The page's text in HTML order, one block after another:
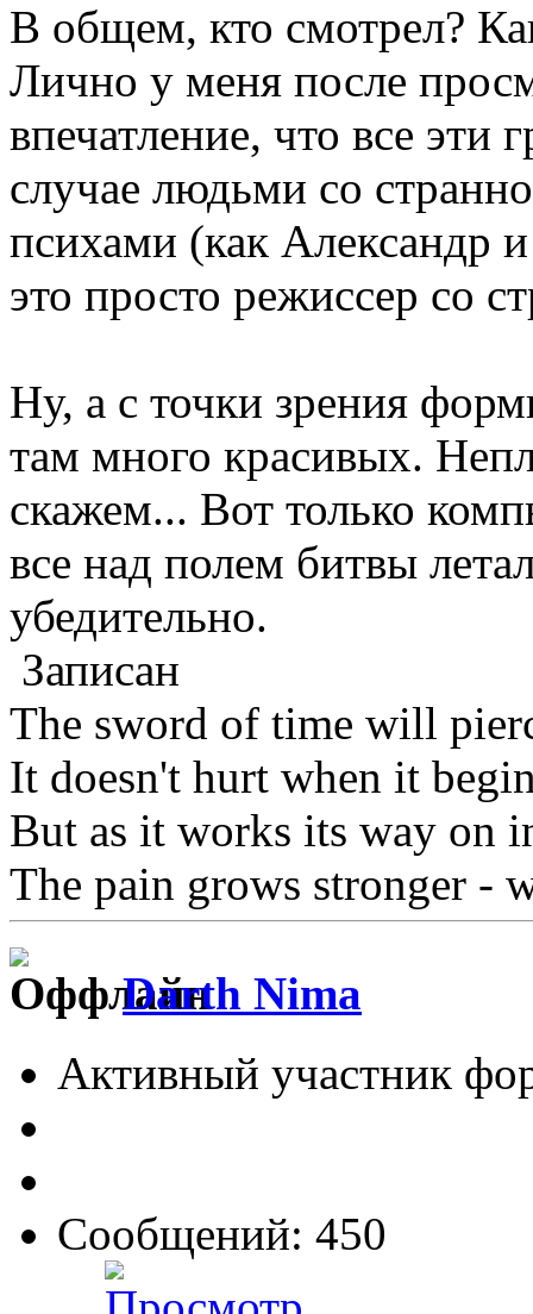
В общем, кто смотрел?
Лично у меня после
впечатление, что все
случае людьми со
психами (как Александр
это просто режиссер со
Ну, а с точки зрения
там много красивых.
скажем... Вот только
все над полем битвы
убедительно.
Записан
The sword of time will
It doesn't hurt when it
But as it works its way on
The pain grows stronger -
Darth Nima
Активный участник
Сообщений: 450